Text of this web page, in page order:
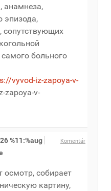
анамнеза,
эпизода,
сопутствующих
больного
vyvod-iz-zapoya-v-
zapoya-v-
Komentár
%11:%aug
осмотр, собирает
картину,